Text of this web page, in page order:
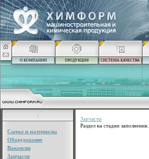
О КОМПАНИИ ПРОДУКЦИЯ СИСТЕМА КАЧЕСТВА
:
Сырье и материалы
Оборудование
Вакансии
Запчасти
Запчасти
Раздел на стадии заполнения...